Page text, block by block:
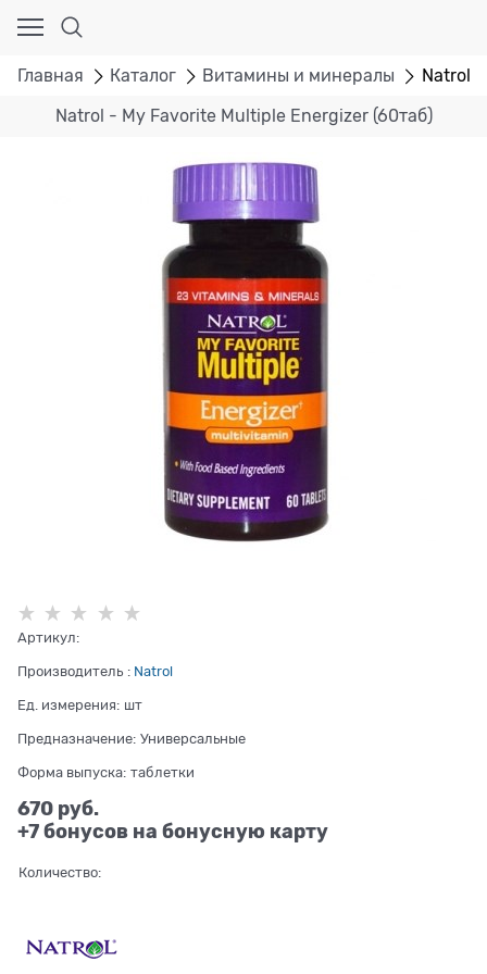
Главная Каталог Витамины и минералы Natrol
Natrol - My Favorite Multiple Energizer (60таб)
Артикул:
Производитель : Natrol
Ед. измерения: шт
Предназначение: Универсальные
Форма выпуска: таблетки
670 руб.
+7 бонусов на бонусную карту
Количество: